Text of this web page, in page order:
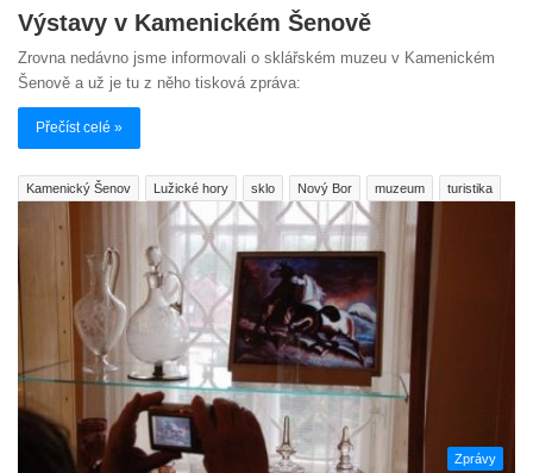
Výstavy v Kamenickém Šenově
Zrovna nedávno jsme informovali o sklářském muzeu v Kamenickém
Šenově a už je tu z něho tisková zpráva:
Přečíst celé »
Kamenický Šenov Lužické hory sklo Nový Bor muzeum turistika
Zprávy